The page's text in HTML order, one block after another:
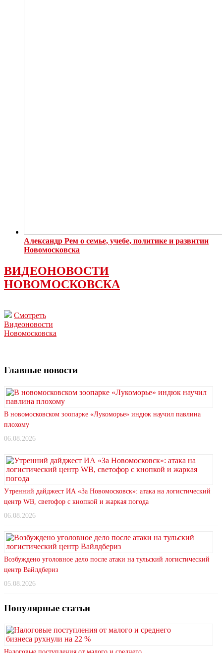
Александр Рем о семье, учебе, политике и развитии
Новомосковска
ВИДЕОНОВОСТИ
НОВОМОСКОВСКА
Смотреть
Видеоновости
Новомосковска
Главные новости
В новомосковском зоопарке «Лукоморье» индюк научил павлина
плохому
06.08.2026
Утренний дайджест ИА «За Новомосковск»: атака на логистический
центр WB, светофор с кнопкой и жаркая погода
06.08.2026
Возбуждено уголовное дело после атаки на тульский логистический
центр Вайлдбериз
05.08.2026
Популярные статьи